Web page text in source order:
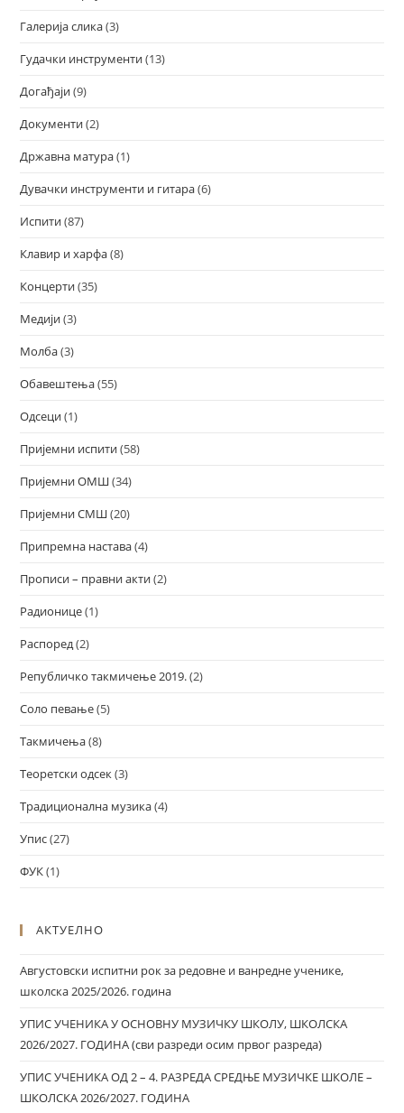
Галерија слика(3)
Гудачки инструменти(13)
Догађаји(9)
Документи(2)
Државна матура(1)
Дувачки инструменти и гитара(6)
Испити(87)
Клавир и харфа(8)
Концерти(35)
Медији(3)
Молба(3)
Обавештења(55)
Одсеци(1)
Пријемни испити(58)
Пријемни ОМШ(34)
Пријемни СМШ(20)
Припремна настава(4)
Прописи – правни акти(2)
Радионице(1)
Распоред(2)
Републичко такмичење 2019.(2)
Соло певање(5)
Такмичења(8)
Теоретски одсек(3)
Традиционална музика(4)
Упис(27)
ФУК(1)
АКТУЕЛНО
Августовски испитни рок за редовне и ванредне ученике,
школска 2025/2026. година
УПИС УЧЕНИКА У ОСНОВНУ МУЗИЧКУ ШКОЛУ, ШКОЛСКА
2026/2027. ГОДИНА (сви разреди осим првог разреда)
УПИС УЧЕНИКА ОД 2 – 4. РАЗРЕДА СРЕДЊЕ МУЗИЧКЕ ШКОЛЕ –
ШКОЛСКА 2026/2027. ГОДИНА